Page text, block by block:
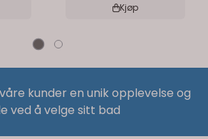
Kjøp
kunder en unik opplevelse og
ved å velge sitt bad